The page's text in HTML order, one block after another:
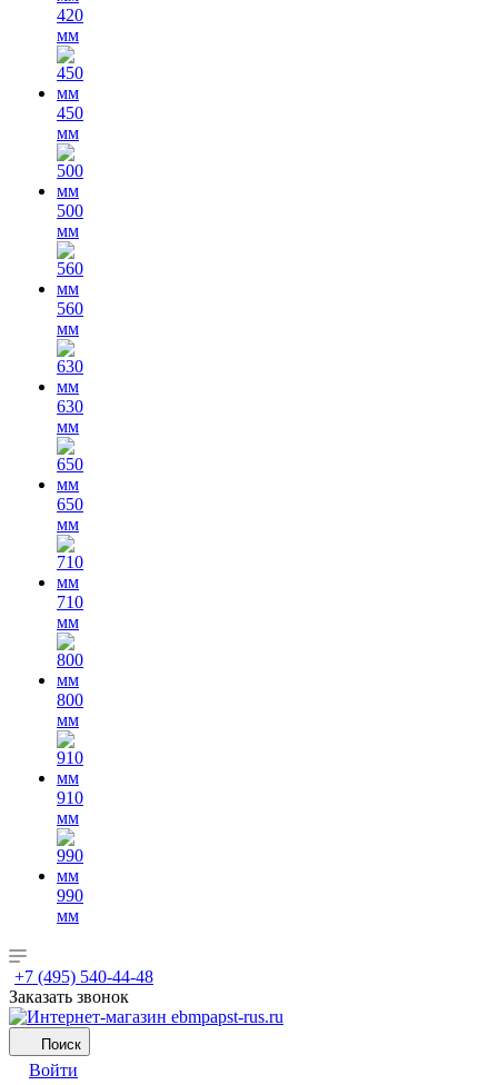
420
мм
450
мм
500
мм
560
мм
630
мм
650
мм
710
мм
800
мм
910
мм
990
мм
+7 (495) 540-44-48
Заказать звонок
Поиск
Войти